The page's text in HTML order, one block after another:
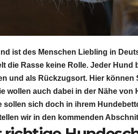
ist des Menschen Liebling in
die Rasse keine Rolle. Jeder
und als Rückzugsort. Hier
wollen auch dabei in der Nähe
sollen sich doch in ihrem
wir in den kommenden